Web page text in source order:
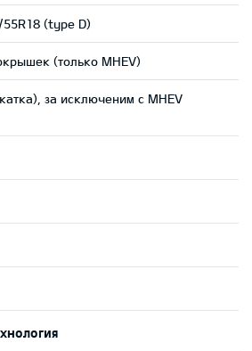
(type D)
(только MHEV)
за исключеним с MHEV